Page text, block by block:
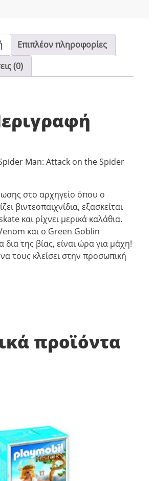
Επιπλέον πληροφορίες
(0)
Man: Attack on the Spider
στο αρχηγείο όπου ο
βιντεοπαιχνίδια, εξασκείται
και ρίχνει μερικά καλάθια.
και ο Green Goblin
δια της βίας, είναι ώρα για μάχη!
τους κλείσει στην προσωπική
προϊόντα